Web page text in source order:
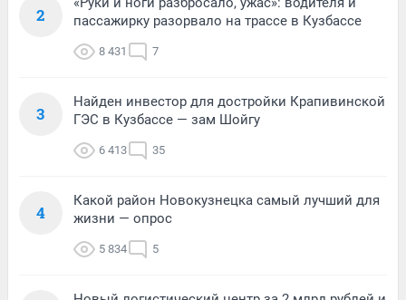
2
пассажирку разорвало на трассе в Кузбассе
8 431 7
3
Найден инвестор для достройки Крапивинской
ГЭС в Кузбассе — зам Шойгу
6 413 35
4
Какой район Новокузнецка самый лучший для
жизни — опрос
5 834 5